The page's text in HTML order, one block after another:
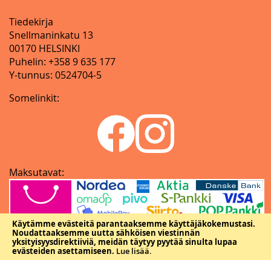
Käytämme evästeitä parantaaksemme käyttäjäkokemustasi.
Noudattaaksemme uutta sähköisen viestinnän
yksityisyysdirektiiviä, meidän täytyy pyytää sinulta lupaa
evästeiden asettamiseen. Lue lisää.
Tiedekirja
Snellmaninkatu 13
00170 HELSINKI
Puhelin: +358 9 635 177
Y-tunnus: 0524704-5
Somelinkit:
Maksutavat: